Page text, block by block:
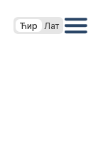
Ћир Лат